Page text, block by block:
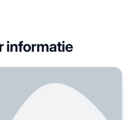
informatie
AI-zichtbaarheid